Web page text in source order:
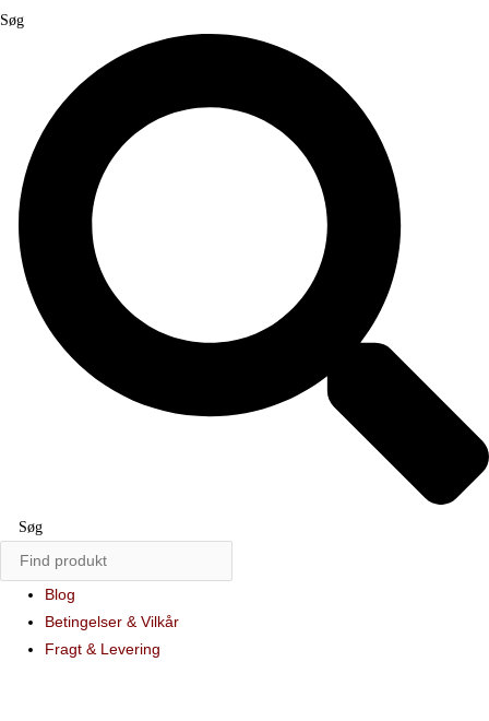
Søg
Søg
Blog
Betingelser & Vilkår
Fragt & Levering